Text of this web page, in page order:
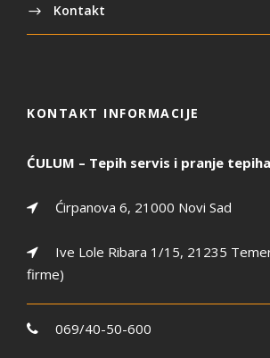
Kontakt
KONTAKT INFORMACIJE
ĆULUM – Tepih servis i pranje
Ćirpanova 6, 21000 Novi Sad
Ive Lole Ribara 1/15, 21235
firme)
069/40-50-600